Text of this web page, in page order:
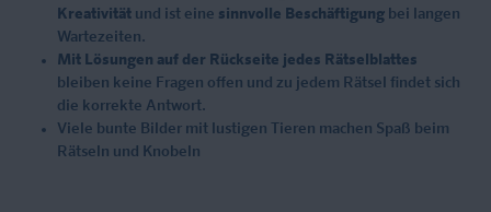
Kreativität und ist eine sinnvolle Beschäftigung bei langen
Wartezeiten.
Mit Lösungen auf der Rückseite jedes Rätselblattes
bleiben keine Fragen offen und zu jedem Rätsel findet sich
die korrekte Antwort.
Viele bunte Bilder mit lustigen Tieren machen Spaß beim
Rätseln und Knobeln